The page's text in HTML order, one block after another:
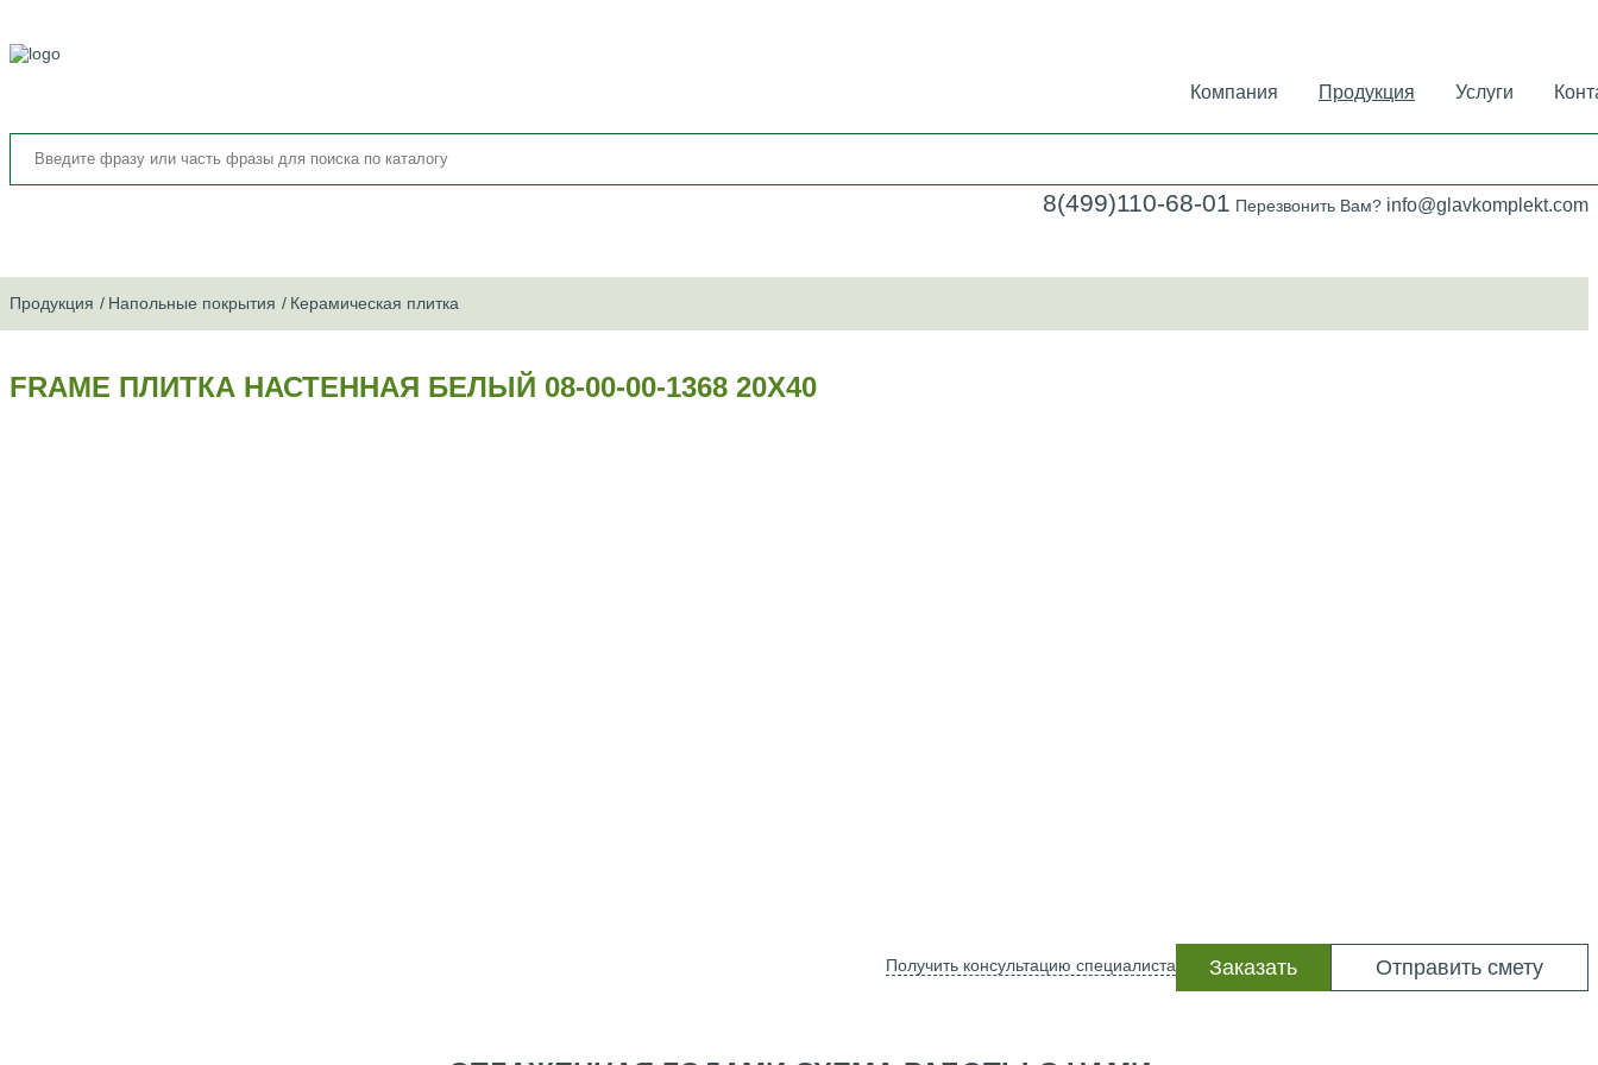
Компания Продукция Услуги
8(499)110-68-01 Перезвонить Вам? info@glavkomplekt.com
Продукция Напольные покрытия Керамическая плитка
FRAME ПЛИТКА НАСТЕННАЯ БЕЛЫЙ 08-00-00-1368 20Х40
Отправить смету
Заказать
Получить консультацию специалиста